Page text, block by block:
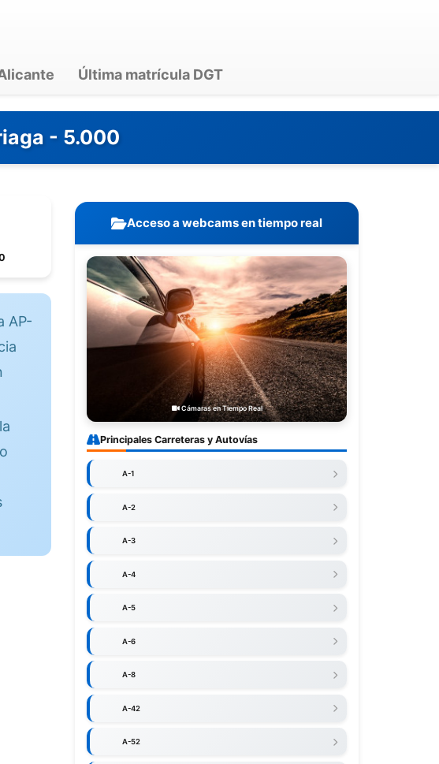
Última matrícula DGT
- 5.000
AP-
Acceso a webcams en tiempo real
Cámaras en Tiempo Real
Principales Carreteras y Autovías
A-1
A-2
A-3
A-4
A-5
A-6
A-8
A-42
A-52